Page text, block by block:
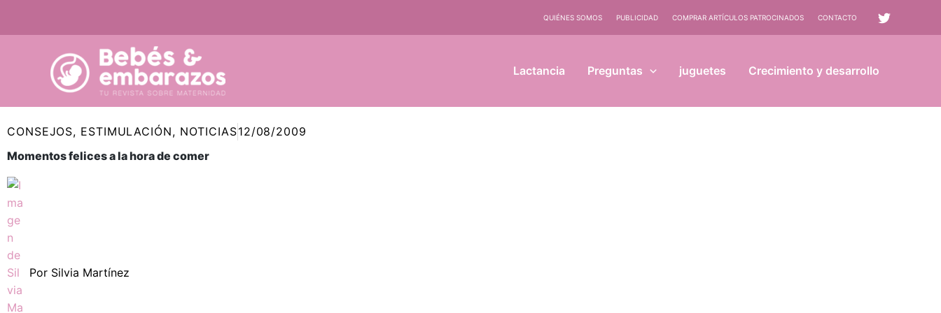
QUIÉNES SOMOS PUBLICIDAD COMPRAR ARTÍCULOS PATROCINADOS CONTACTO
Lactancia Preguntas juguetes Crecimiento y desarrollo
CONSEJOS, ESTIMULACIÓN, NOTICIAS12/08/2009
Momentos felices a la hora de comer
Por Silvia Martínez